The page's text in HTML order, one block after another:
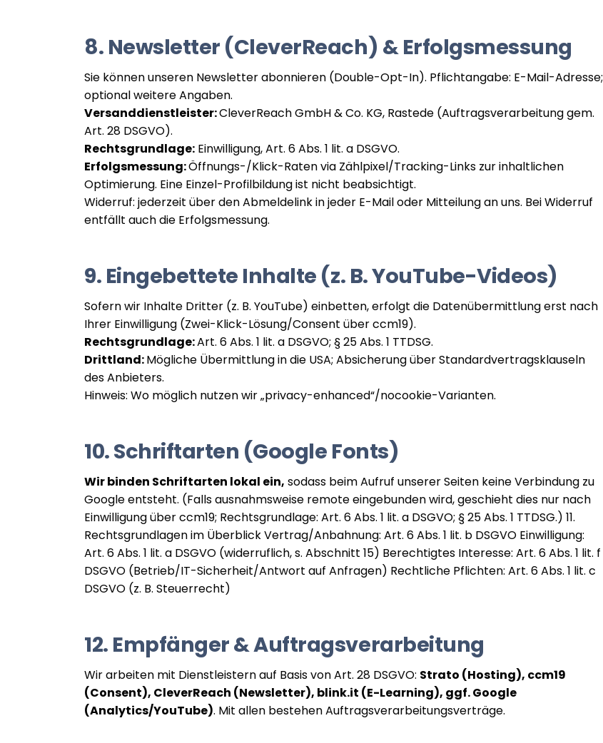
8. Newsletter (CleverReach) & Erfolgsmessung
Sie können unseren Newsletter abonnieren (Double-Opt-In). Pflichtangabe: E-Mail-Adresse;
optional weitere Angaben.
Versanddienstleister:CleverReach GmbH & Co. KG, Rastede (Auftragsverarbeitung gem.
Art. 28 DSGVO).
Rechtsgrundlage: Einwilligung, Art. 6 Abs. 1 lit. a DSGVO.
Erfolgsmessung:Öffnungs-/Klick-Raten via Zählpixel/Tracking-Links zur inhaltlichen
Optimierung. Eine Einzel-Profilbildung ist nicht beabsichtigt.
Widerruf: jederzeit über den Abmeldelink in jeder E-Mail oder Mitteilung an uns. Bei Widerruf
entfällt auch die Erfolgsmessung.
9. Eingebettete Inhalte (z. B. YouTube-Videos)
Sofern wir Inhalte Dritter (z. B. YouTube) einbetten, erfolgt die Datenübermittlung erst nach
Ihrer Einwilligung (Zwei-Klick-Lösung/Consent über ccm19).
Rechtsgrundlage:Art. 6 Abs. 1 lit. a DSGVO; § 25 Abs. 1 TTDSG.
Drittland:Mögliche Übermittlung in die USA; Absicherung über Standardvertragsklauseln
des Anbieters.
Hinweis: Wo möglich nutzen wir „privacy-enhanced“/nocookie-Varianten.
10. Schriftarten (Google Fonts)
Wir binden Schriftarten lokal ein, sodass beim Aufruf unserer Seiten keine Verbindung zu
Google entsteht. (Falls ausnahmsweise remote eingebunden wird, geschieht dies nur nach
Einwilligung über ccm19; Rechtsgrundlage: Art. 6 Abs. 1 lit. a DSGVO; § 25 Abs. 1 TTDSG.) 11.
Rechtsgrundlagen im Überblick Vertrag/Anbahnung: Art. 6 Abs. 1 lit. b DSGVO Einwilligung:
Art. 6 Abs. 1 lit. a DSGVO (widerruflich, s. Abschnitt 15) Berechtigtes Interesse: Art. 6 Abs. 1 lit. f
DSGVO (Betrieb/IT-Sicherheit/Antwort auf Anfragen) Rechtliche Pflichten: Art. 6 Abs. 1 lit. c
DSGVO (z. B. Steuerrecht)
12. Empfänger & Auftragsverarbeitung
Wir arbeiten mit Dienstleistern auf Basis von Art. 28 DSGVO: Strato (Hosting), ccm19
(Consent), CleverReach (Newsletter), blink.it (E-Learning), ggf. Google
(Analytics/YouTube). Mit allen bestehen Auftragsverarbeitungsverträge.